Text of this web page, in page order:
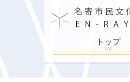
トップ
TOP